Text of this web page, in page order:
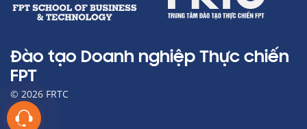
Đào tạo Doanh nghiệp Thực chiến
FPT
© 2026 FRTC